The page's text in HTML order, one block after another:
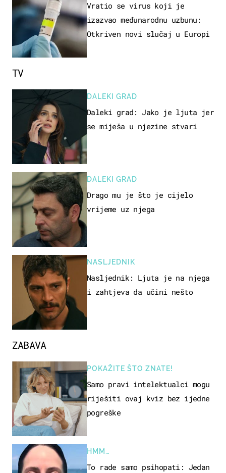
Vratio se virus koji je
izazvao međunarodnu uzbunu:
Otkriven novi slučaj u Europi
ZABAVA
POKAŽITE ŠTO ZNATE!
Samo pravi intelektualci mogu
riješiti ovaj kviz bez ijedne
pogreške
HMM…
To rade samo psihopati: Jedan
TV
DALEKI GRAD
Daleki grad: Jako je ljuta jer
se miješa u njezine stvari
DALEKI GRAD
Drago mu je što je cijelo
vrijeme uz njega
NASLJEDNIK
Nasljednik: Ljuta je na njega
i zahtjeva da učini nešto